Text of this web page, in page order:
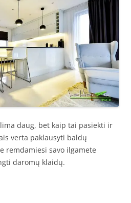
daug, bet kaip tai pasiekti ir
verta paklausyti baldų
remdamiesi savo ilgamete
daromų klaidų.